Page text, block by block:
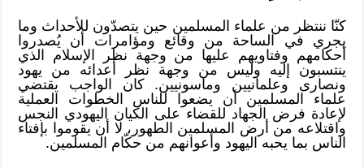
كنّا ننتظر من علماء المسلمين حين يتصدّون للأحداث وما
يجري في الساحة من وقائع ومؤامرات أن يُصدروا
أحكامهم وفتاويهم عليها من وجهة نظر الإسلام الذي
ينتسبون إليه وليس من وجهة نظر أعدائه من يهود
ونصارى وعلمانيين وماسونيين. كان الواجب يقتضي
علماء المسلمين أن يضعوا للناس الخطوات العملية
لإعادة فرض الجهاد للقضاء على الكيان اليهودي النجس
واقتلاعه من أرض المسلمين الطهور، لا أن يقوموا بإفتاء
الناس بما يحبه اليهود وأعوانهم من حكّام المسلمين.